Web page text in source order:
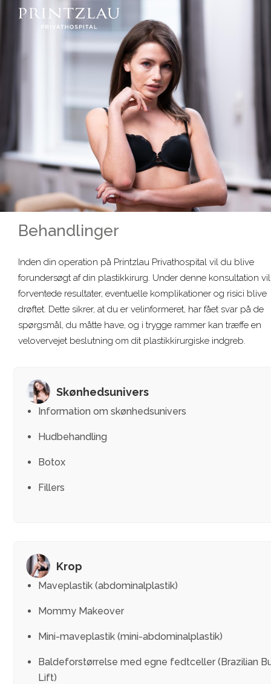
Behandlinger
Inden din operation på Printzlau Privathospital vil du blive
forundersøgt af din plastikkirurg. Under denne konsultation
forventede resultater, eventuelle komplikationer og risici blive
drøftet. Dette sikrer, at du er velinformeret, har fået svar på de
spørgsmål, du måtte have, og i trygge rammer kan træffe en
velovervejet beslutning om dit plastikkirurgiske indgreb.
Skønhedsunivers
Information om skønhedsunivers
Hudbehandling
Botox
Fillers
Krop
Maveplastik (abdominalplastik)
Mommy Makeover
Mini-maveplastik (mini-abdominalplastik)
Baldeforstørrelse med egne fedtceller (Brazilian
Lift)